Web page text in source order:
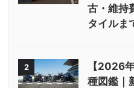
古・維持
タイルま
2
【2026
種図鑑｜